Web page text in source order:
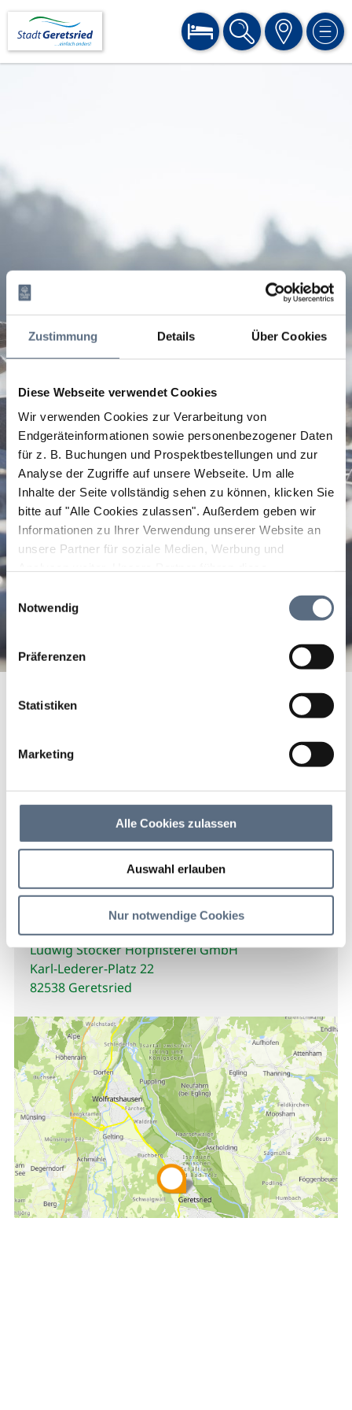
Zustimmung Details Über Cookies
Diese Webseite verwendet Cookies
Wir verwenden Cookies zur Verarbeitung von
Endgeräteinformationen sowie personenbezogener Daten
für z. B. Buchungen und Prospektbestellungen und zur
Analyse der Zugriffe auf unsere Webseite. Um alle
Inhalte der Seite vollständig sehen zu können, klicken Sie
bitte auf "Alle Cookies zulassen". Außerdem geben wir
Informationen zu Ihrer Verwendung unserer Website an
unsere Partner für soziale Medien, Werbung und
zusammen, die Sie ihnen bereitgestellt haben oder die
sie im Rahmen Ihrer Nutzung der Dienste gesammelt
Einwilligungsauswahl
Notwendig
Präferenzen
Statistiken
Marketing
Alle Cookies zulassen
Auswahl erlauben
Nur notwendige Cookies
BUCHEN SUCHE KARTE MENÜ
Hofpfisterei GmbH
Ludwig Stocker Hofpfisterei GmbH
Ludwig Stocker Hofpfisterei GmbH
Karl-Lederer-Platz 22
82538 Geretsried